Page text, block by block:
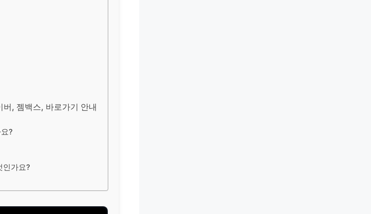
, 젬백스, 바로가기 안내
?
인가요?